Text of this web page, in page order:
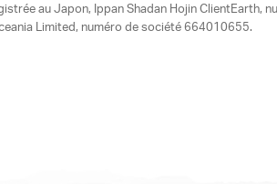
au Japon, Ippan Shadan Hojin ClientEarth,
Limited, numéro de société 664010655.